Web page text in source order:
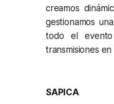
creamos
gestionamos
todo el evento
transmisiones en
SAPICA